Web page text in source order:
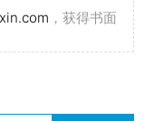
，获得书面